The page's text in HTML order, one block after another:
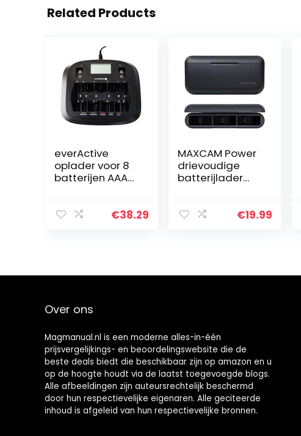
Related Products
everActive
oplader voor 8
batterijen AAA
snel,
€38.29
MAXCAM Power
drievoudige
batterijlader
ERO9 Enduro€19.99
Over ons
Magmanual.nl is een moderne alles-in-één
prijsvergelijkings- en beoordelingswebsite die de
beste deals biedt die beschikbaar zijn op amazon en u
op de hoogte houdt via de laatst toegevoegde blogs.
Alle afbeeldingen zijn auteursrechtelijk beschermd
door hun respectievelijke eigenaren. Alle geciteerde
inhoud is afgeleid van hun respectievelijke bronnen.